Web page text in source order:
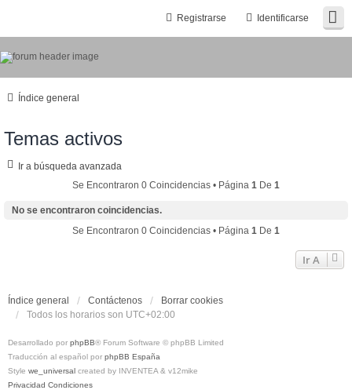
Identificarse
Registrarse
Índice general
Temas activos
Ir a búsqueda avanzada
Se Encontraron 0 Coincidencias • Página 1 De 1
No se encontraron coincidencias.
Se Encontraron 0 Coincidencias • Página 1 De 1
Ir A
Índice general Contáctenos
Borrar cookies
Todos los horarios son UTC+02:00
Desarrollado por phpBB® Forum Software © phpBB Limited
Traducción al español por phpBB España
Style we_universal created by INVENTEA & v12mike
Privacidad Condiciones